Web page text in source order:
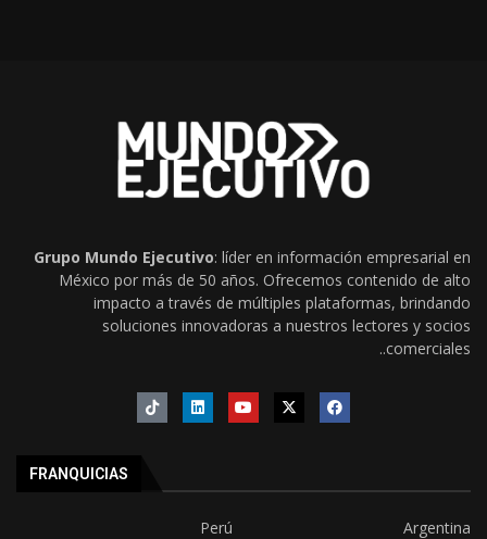
Grupo Mundo Ejecutivo: líder en información empresarial en
México por más de 50 años. Ofrecemos contenido de alto
impacto a través de múltiples plataformas, brindando
soluciones innovadoras a nuestros lectores y socios
comerciales..
FRANQUICIAS
Argentina
Perú